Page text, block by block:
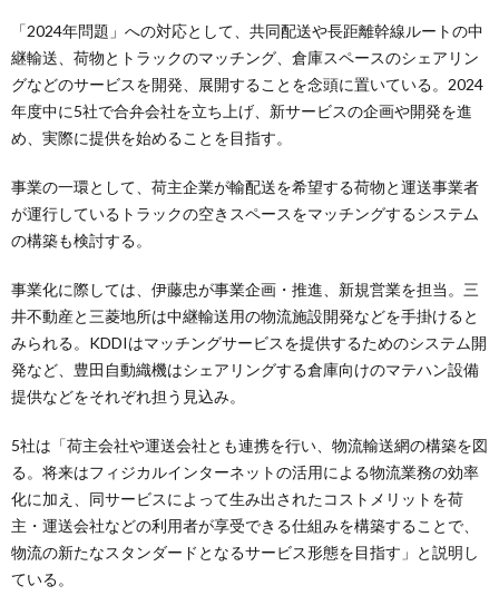
「2024年問題」への対応として、共同配送や長距離幹線ルートの中
継輸送、荷物とトラックのマッチング、倉庫スペースのシェアリン
グなどのサービスを開発、展開することを念頭に置いている。2024
年度中に5社で合弁会社を立ち上げ、新サービスの企画や開発を進
め、実際に提供を始めることを目指す。
事業の一環として、荷主企業が輸配送を希望する荷物と運送事業者
が運行しているトラックの空きスペースをマッチングするシステム
の構築も検討する。
事業化に際しては、伊藤忠が事業企画・推進、新規営業を担当。三
井不動産と三菱地所は中継輸送用の物流施設開発などを手掛けると
みられる。KDDIはマッチングサービスを提供するためのシステム開
発など、豊田自動織機はシェアリングする倉庫向けのマテハン設備
提供などをそれぞれ担う見込み。
5社は「荷主会社や運送会社とも連携を行い、物流輸送網の構築を図
る。将来はフィジカルインターネットの活用による物流業務の効率
化に加え、同サービスによって生み出されたコストメリットを荷
主・運送会社などの利用者が享受できる仕組みを構築することで、
物流の新たなスタンダードとなるサービス形態を目指す」と説明し
ている。